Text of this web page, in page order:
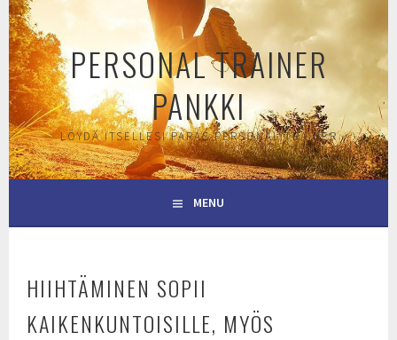
Skip
to
content
PERSONAL TRAINER
PANKKI
LÖYDÄ ITSELLESI PARAS PERSONAL TRAINER
MENU
HIIHTÄMINEN SOPII
KAIKENKUNTOISILLE, MYÖS